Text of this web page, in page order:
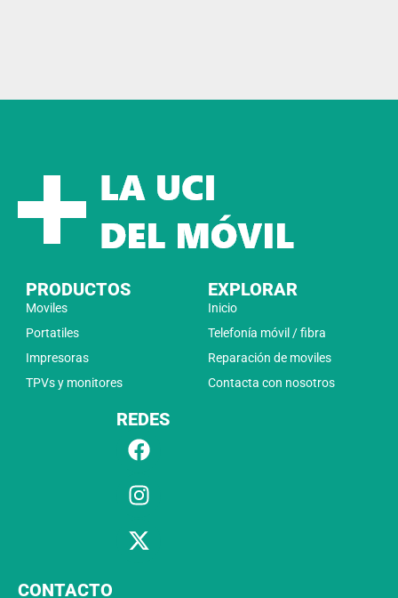
PRODUCTOS
Moviles
Portatiles
Impresoras
TPVs y monitores
EXPLORAR
Inicio
Telefonía móvil / fibra
Reparación de moviles
Contacta con nosotros
REDES
CONTACTO